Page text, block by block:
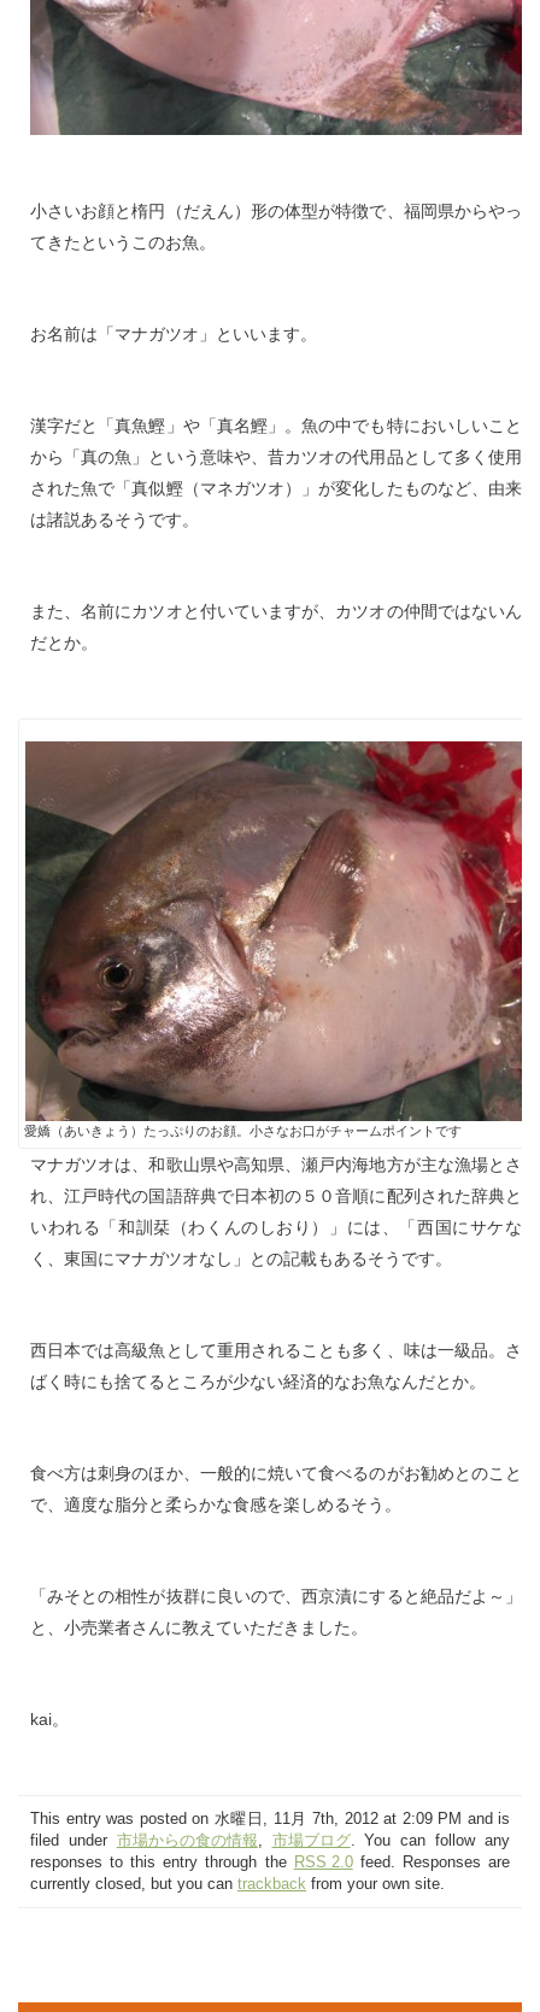
小さいお顔と楕円（だえん）形の体型が特徴で、福岡県からやっ
てきたというこのお魚。
お名前は「マナガツオ」といいます。
漢字だと「真魚鰹」や「真名鰹」。魚の中でも特においしいこと
から「真の魚」という意味や、昔カツオの代用品として多く使用
された魚で「真似鰹（マネガツオ）」が変化したものなど、由来
は諸説あるそうです。
また、名前にカツオと付いていますが、カツオの仲間ではないん
だとか。
愛嬌（あいきょう）たっぷりのお顔。小さなお口がチャームポイントです
マナガツオは、和歌山県や高知県、瀬戸内海地方が主な漁場とさ
れ、江戸時代の国語辞典で日本初の５０音順に配列された辞典と
いわれる「和訓栞（わくんのしおり）」には、「西国にサケな
く、東国にマナガツオなし」との記載もあるそうです。
西日本では高級魚として重用されることも多く、味は一級品。さ
ばく時にも捨てるところが少ない経済的なお魚なんだとか。
食べ方は刺身のほか、一般的に焼いて食べるのがお勧めとのこと
で、適度な脂分と柔らかな食感を楽しめるそう。
「みそとの相性が抜群に良いので、西京漬にすると絶品だよ～」
と、小売業者さんに教えていただきました。
kai。
This entry was posted on 水曜日, 11月 7th, 2012 at 2:09 PM and is
filed under 市場からの食の情報, 市場ブログ. You can follow any
responses to this entry through the RSS 2.0feed. Responses are
currently closed, but you can trackback from your own site.